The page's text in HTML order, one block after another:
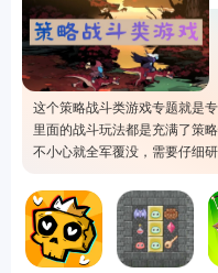
这个策略战斗类游戏专题就是
里面的战斗玩法都是充满了策
不小心就全军覆没，需要仔细
量特别吸引人的背景故事，整
择其中一个自己喜欢的吧。